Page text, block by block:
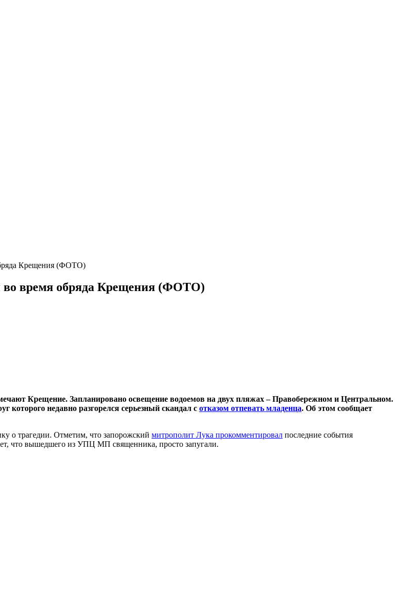
Крещения (ФОТО)
во время обряда Крещения (ФОТО)
Крещение. Запланировано освещение водоемов на двух пляжах – Правобережном и Центральном.
недавно разгорелся серьезный скандал с отказом отпевать младенца. Об этом сообщает
о трагедии. Отметим, что запорожский митрополит Лука прокомментировал последние события
что вышедшего из УПЦ МП священника, просто запугали.